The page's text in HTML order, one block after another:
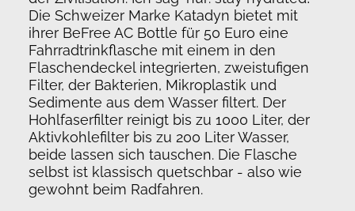
Die Schweizer Marke Katadyn bietet mit
ihrer BeFree AC Bottle für 50 Euro eine
Fahrradtrinkflasche mit einem in den
Flaschendeckel integrierten, zweistufigen
Filter, der Bakterien, Mikroplastik und
Sedimente aus dem Wasser filtert. Der
Hohlfaserfilter reinigt bis zu 1000 Liter, der
Aktivkohlefilter bis zu 200 Liter Wasser,
beide lassen sich tauschen. Die Flasche
selbst ist klassisch quetschbar - also wie
gewohnt beim Radfahren.